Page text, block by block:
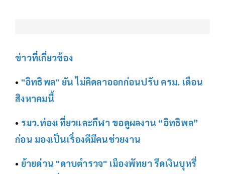
ข่าวที่เกี่ยวข้อง
• "อิทธิพล" ยัน ไม่คิดลาออกก่อนปรับ ครม. เดือน
สิงหาคมนี้
• รมว.ท่องเที่ยวและกีฬา ขอดูผลงาน “อิทธิพล”
ก่อน มองเป็นเรื่องดีมีคนช่วยงาน
• ย้ายด่วน "ดาบตำรวจ" เมืองพัทยา รีดเงินบุหรี่